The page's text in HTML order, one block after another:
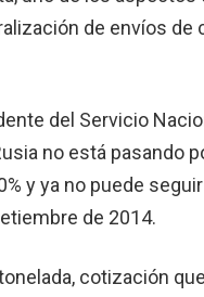
de envíos de
del Servicio
no está pasando
y ya no puede
de 2014.
cotización